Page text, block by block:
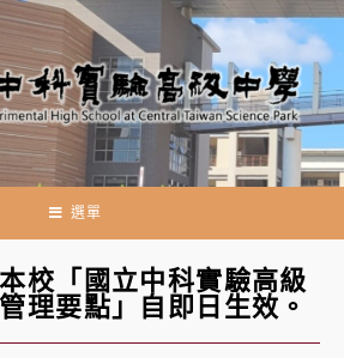
選單
校「國立中科實驗高級
理要點」自即日生效。